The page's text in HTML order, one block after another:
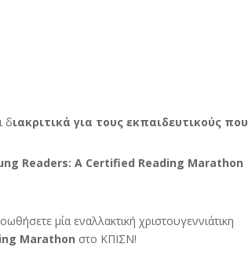
διακριτικά για τους εκπαιδευτικούς που
Readers: A Certified Reading Marathon
μία εναλλακτική χριστουγεννιάτικη
Marathon στο ΚΠΙΣΝ!